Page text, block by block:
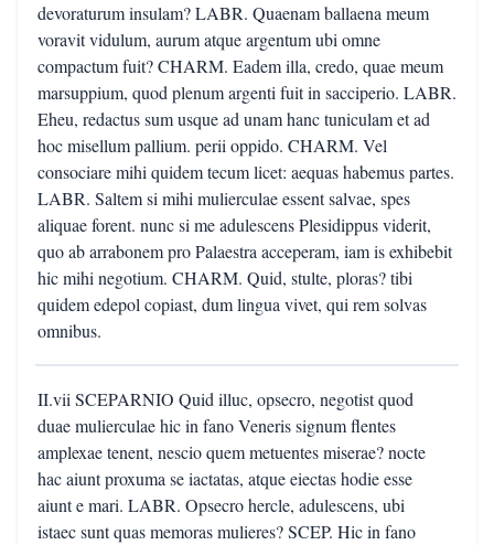
devoraturum insulam? LABR. Quaenam ballaena meum
voravit vidulum, aurum atque argentum ubi omne
compactum fuit? CHARM. Eadem illa, credo, quae meum
marsuppium, quod plenum argenti fuit in sacciperio. LABR.
Eheu, redactus sum usque ad unam hanc tuniculam et ad
hoc misellum pallium. perii oppido. CHARM. Vel
consociare mihi quidem tecum licet: aequas habemus partes.
LABR. Saltem si mihi mulierculae essent salvae, spes
aliquae forent. nunc si me adulescens Plesidippus viderit,
quo ab arrabonem pro Palaestra acceperam, iam is exhibebit
hic mihi negotium. CHARM. Quid, stulte, ploras? tibi
quidem edepol copiast, dum lingua vivet, qui rem solvas
omnibus.
II.vii SCEPARNIO Quid illuc, opsecro, negotist quod
duae mulierculae hic in fano Veneris signum flentes
amplexae tenent, nescio quem metuentes miserae? nocte
hac aiunt proxuma se iactatas, atque eiectas hodie esse
aiunt e mari. LABR. Opsecro hercle, adulescens, ubi
istaec sunt quas memoras mulieres? SCEP. Hic in fano